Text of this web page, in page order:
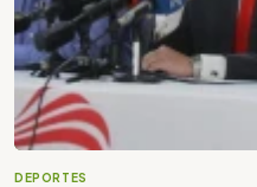
DEPORTES